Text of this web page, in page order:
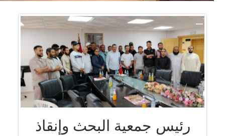
رئيس جمعية البحث وإنقاذ